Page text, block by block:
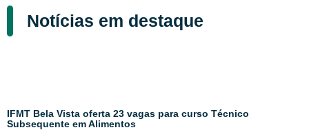
Notícias em destaque
IFMT Bela Vista oferta 23 vagas para curso Técnico
Subsequente em Alimentos